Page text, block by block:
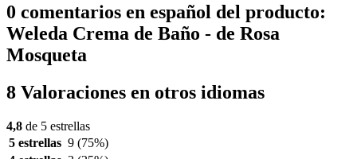
0 comentarios en español del producto:
Weleda Crema de Baño - de Rosa
Mosqueta
8 Valoraciones en otros idiomas
4,8 de 5 estrellas
5 estrellas 9 (75%)